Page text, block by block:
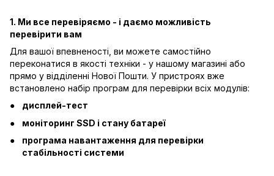
1. Ми все перевіряємо - і даємо можливість
перевірити вам
Для вашої впевненості, ви можете самостійно
переконатися в якості техніки - у нашому магазині або
прямо у відділенні Нової Пошти. У пристроях вже
встановлено набір програм для перевірки всіх модулів:
дисплей-тест
моніторинг SSD і стану батареї
програма навантаження для перевірки
стабільності системи